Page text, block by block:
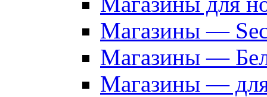
Магазины —
Магазины —
Магазины —